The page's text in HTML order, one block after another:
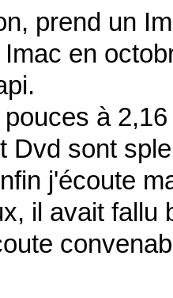
prend un
en
à
Dvd sont
j'écoute
il avait fallu